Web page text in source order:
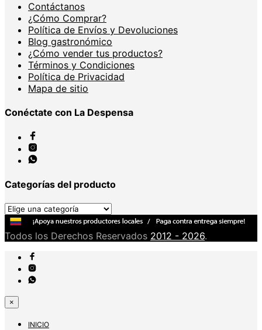
Contáctanos
¿Cómo Comprar?
Política de Envíos y Devoluciones
Blog gastronómico
¿Cómo vender tus productos?
Términos y Condiciones
Política de Privacidad
Mapa de sitio
Conéctate con La Despensa
Categorías del producto
Todos los Derechos Reservados 2012 - 2026.
×
INICIO